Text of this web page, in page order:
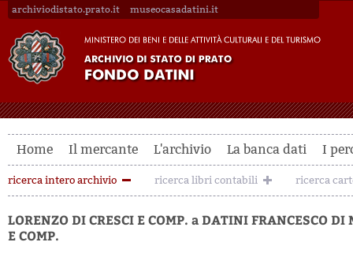
archiviodistato.prato.it museocasadatini.it
Home Il mercante L'archivio La banca dati I
ricerca intero archivio ricerca libri contabili ricerca
LORENZO DI CRESCI E COMP. a DATINI FRANCESCO DI
E COMP.